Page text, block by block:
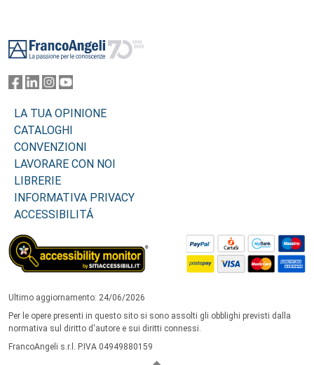
LA TUA OPINIONE
CATALOGHI
CONVENZIONI
LAVORARE CON NOI
LIBRERIE
INFORMATIVA PRIVACY
ACCESSIBILITÁ
Ultimo aggiornamento: 24/06/2026
Per le opere presenti in questo sito si sono assolti gli obblighi previsti dalla
normativa sul diritto d'autore e sui diritti connessi.
FrancoAngeli s.r.l. P.IVA 04949880159